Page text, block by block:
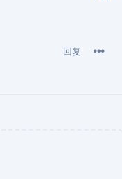
回复